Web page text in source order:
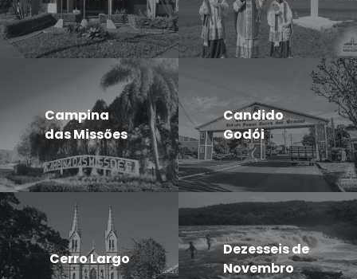
Campina
das Missões
Candido
Godói
Cerro Largo
Dezesseis de
Novembro